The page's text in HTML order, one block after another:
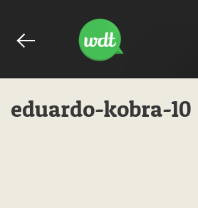
eduardo-kobra-10